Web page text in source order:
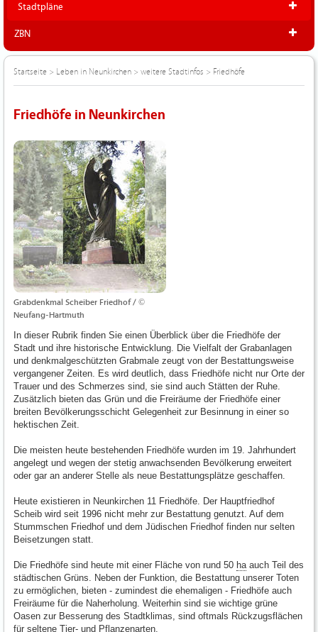
Stadtpläne
ZBN
Startseite > Leben in Neunkirchen > weitere Stadtinfos > Friedhöfe
Friedhöfe in Neunkirchen
Grabdenkmal Scheiber Friedhof / ©
Neufang-Hartmuth
In dieser Rubrik finden Sie einen Überblick über die Friedhöfe der
Stadt und ihre historische Entwicklung. Die Vielfalt der Grabanlagen
und denkmalgeschützten Grabmale zeugt von der Bestattungsweise
vergangener Zeiten. Es wird deutlich, dass Friedhöfe nicht nur Orte der
Trauer und des Schmerzes sind, sie sind auch Stätten der Ruhe.
Zusätzlich bieten das Grün und die Freiräume der Friedhöfe einer
breiten Bevölkerungsschicht Gelegenheit zur Besinnung in einer so
hektischen Zeit.
Die meisten heute bestehenden Friedhöfe wurden im 19. Jahrhundert
angelegt und wegen der stetig anwachsenden Bevölkerung erweitert
oder gar an anderer Stelle als neue Bestattungsplätze geschaffen.
Heute existieren in Neunkirchen 11 Friedhöfe. Der Hauptfriedhof
Scheib wird seit 1996 nicht mehr zur Bestattung genutzt. Auf dem
Stummschen Friedhof und dem Jüdischen Friedhof finden nur selten
Beisetzungen statt.
Die Friedhöfe sind heute mit einer Fläche von rund 50 ha auch Teil des
städtischen Grüns. Neben der Funktion, die Bestattung unserer Toten
zu ermöglichen, bieten - zumindest die ehemaligen - Friedhöfe auch
Freiräume für die Naherholung. Weiterhin sind sie wichtige grüne
Oasen zur Besserung des Stadtklimas, sind oftmals Rückzugsflächen
für seltene Tier- und Pflanzenarten.